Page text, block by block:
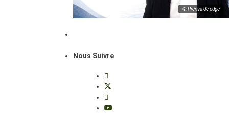
© Prensa de pdge
Nous Suivre